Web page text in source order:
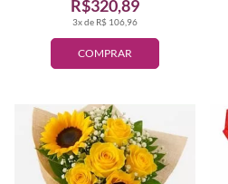
COMPRAR
3x de R$ 106,96
R$320,89